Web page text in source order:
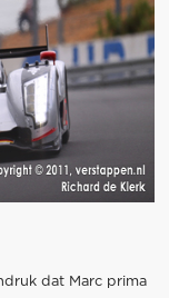
dat Marc prima